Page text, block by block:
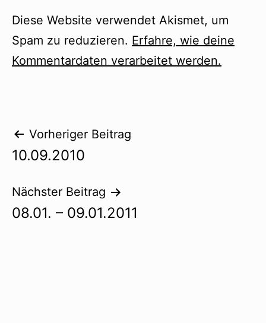
Diese Website verwendet Akismet, um
Spam zu reduzieren. Erfahre, wie deine
Kommentardaten verarbeitet werden.
Beitragsnavigation
Vorheriger Beitrag
10.09.2010
Nächster Beitrag
08.01. – 09.01.2011